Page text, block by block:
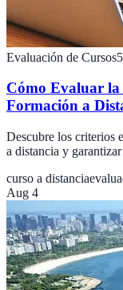
Evaluación de Cursos5
Cómo Evaluar
Formación a
Descubre los criterios
a distancia y
curso a distancia
Aug 4